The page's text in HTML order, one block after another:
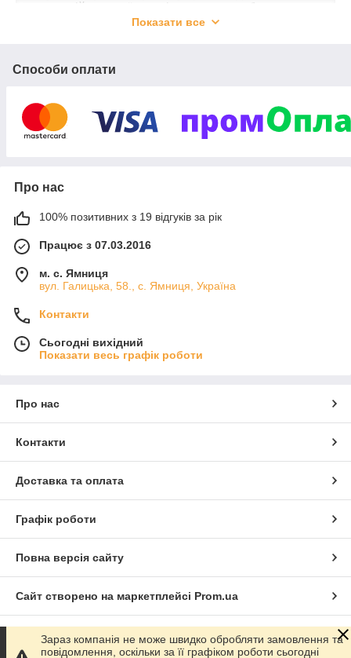
дисперсійних клеїв та мінеральних добрив.
Продукти виробляються з максимальною точністю
найвимогливіших клієнтів.
продукція відповідає вашим очікуванням. Наш
асортимент клеїв містить у себе:клей для меблів
,
будівництва
,професійного
бору, хелат бор+молібден, мікродобриво для
зернових,мікродобриво для
Ми запрошуємо Вас ознайомитися з нашою
повною лінійкою товарів.
Показати все
Способи оплати
Про нас
100% позитивних з 19 відгуків за рік
Працює з 07.03.2016
м. с. Ямниця
вул. Галицька, 58., с. Ямниця, Україна
Контакти
Сьогодні вихідний
Показати весь графік роботи
Про нас
Контакти
Доставка та оплата
Графік роботи
Повна версія сайту
Сайт створено на маркетплейсі Prom.ua
Політика конфіденційності
Зараз компанія не може швидко обробляти замовлення та
повідомлення, оскільки за її графіком роботи сьогодні